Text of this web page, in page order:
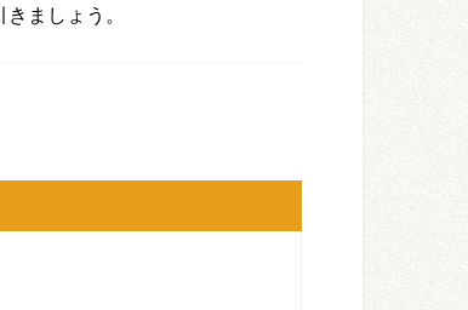
ましょう。